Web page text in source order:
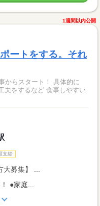
1週間以内公開
ートをする。それ
タート！ 具体的に
支給
募集】 ...
●家庭...